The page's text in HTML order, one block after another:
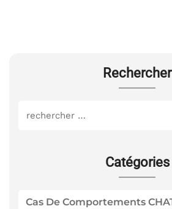
Rechercher
Catégories
Cas De Comportements